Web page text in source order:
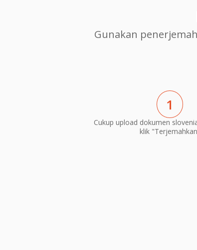
Gunakan
1
Cukup upload dokumen
klik